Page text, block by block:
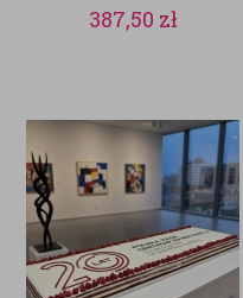
387,50 zł